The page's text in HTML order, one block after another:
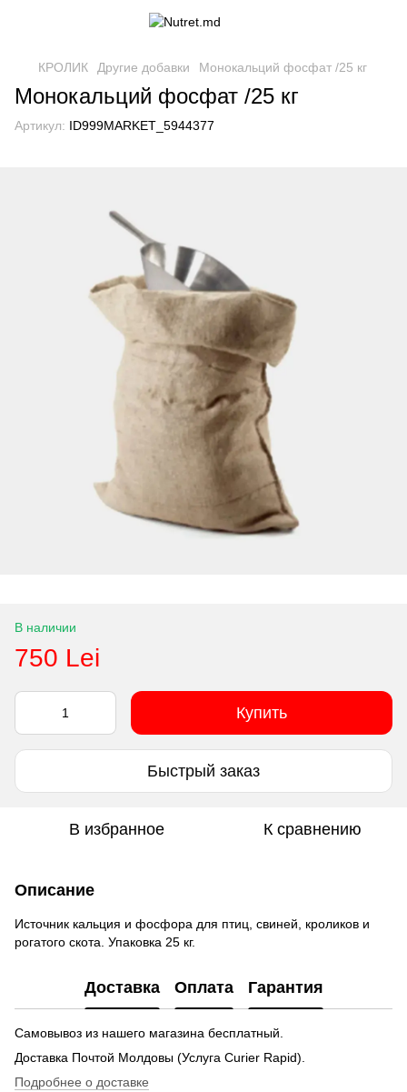
КРОЛИК Другие добавки Монокальций фосфат /25 кг
Монокальций фосфат /25 кг
Артикул: ID999MARKET_5944377
В наличии
750 Lei
Купить
Быстрый заказ
В избранное К сравнению
Описание
Источник кальция и фосфора для птиц, свиней, кроликов и
рогатого скота. Упаковка 25 кг.
Доставка Оплата Гарантия
Самовывоз из нашего магазина бесплатный.
Доставка Почтой Молдовы (Услуга Curier Rapid).
Подробнее о доставке